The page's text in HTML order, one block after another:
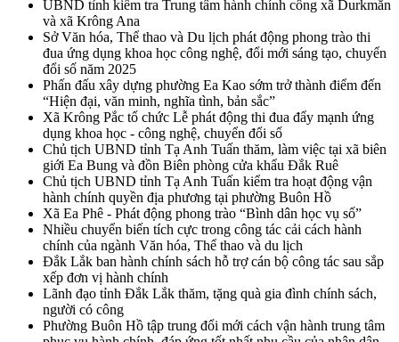
UBND tỉnh kiểm tra Trung tâm hành chính công xã Durkmăn
và xã Krông Ana
Sở Văn hóa, Thể thao và Du lịch phát động phong trào thi
đua ứng dụng khoa học công nghệ, đổi mới sáng tạo, chuyển
đổi số năm 2025
Phấn đấu xây dựng phường Ea Kao sớm trở thành điểm đến
“Hiện đại, văn minh, nghĩa tình, bản sắc”
Xã Krông Pắc tổ chức Lễ phát động thi đua đẩy mạnh ứng
dụng khoa học - công nghệ, chuyển đổi số
Chủ tịch UBND tỉnh Tạ Anh Tuấn thăm, làm việc tại xã biên
giới Ea Bung và đồn Biên phòng cửa khẩu Đắk Ruê
Chủ tịch UBND tỉnh Tạ Anh Tuấn kiểm tra hoạt động vận
hành chính quyền địa phương tại phường Buôn Hồ
Xã Ea Phê - Phát động phong trào “Bình dân học vụ số”
Nhiều chuyển biến tích cực trong công tác cải cách hành
chính của ngành Văn hóa, Thể thao và du lịch
Đắk Lắk ban hành chính sách hỗ trợ cán bộ công tác sau sắp
xếp đơn vị hành chính
Lãnh đạo tỉnh Đắk Lắk thăm, tặng quà gia đình chính sách,
người có công
Phường Buôn Hồ tập trung đổi mới cách vận hành trung tâm